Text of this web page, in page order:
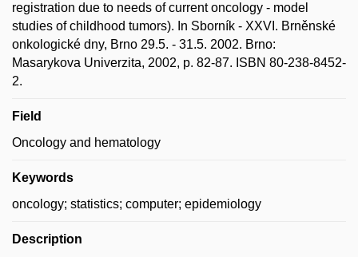
registration due to needs of current oncology - model
studies of childhood tumors). In Sborník - XXVI. Brněnské
onkologické dny, Brno 29.5. - 31.5. 2002. Brno:
Masarykova Univerzita, 2002, p. 82-87. ISBN 80-238-8452-
2.
Field
Oncology and hematology
Keywords
oncology; statistics; computer; epidemiology
Description